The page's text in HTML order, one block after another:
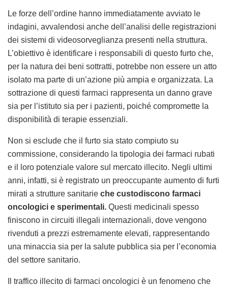
Le forze dell’ordine hanno immediatamente avviato le
indagini, avvalendosi anche dell’analisi delle registrazioni
dei sistemi di videosorveglianza presenti nella struttura.
L’obiettivo è identificare i responsabili di questo furto che,
per la natura dei beni sottratti, potrebbe non essere un atto
isolato ma parte di un’azione più ampia e organizzata. La
sottrazione di questi farmaci rappresenta un danno grave
sia per l’istituto sia per i pazienti, poiché compromette la
disponibilità di terapie essenziali.
Non si esclude che il furto sia stato compiuto su
commissione, considerando la tipologia dei farmaci rubati
e il loro potenziale valore sul mercato illecito. Negli ultimi
anni, infatti, si è registrato un preoccupante aumento di furti
mirati a strutture sanitarie che custodiscono farmaci
oncologici e sperimentali. Questi medicinali spesso
finiscono in circuiti illegali internazionali, dove vengono
rivenduti a prezzi estremamente elevati, rappresentando
una minaccia sia per la salute pubblica sia per l’economia
del settore sanitario.
Il traffico illecito di farmaci oncologici è un fenomeno che